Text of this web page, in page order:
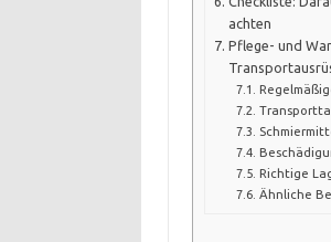
achten
Pflege- und
Richtige
Ähnliche